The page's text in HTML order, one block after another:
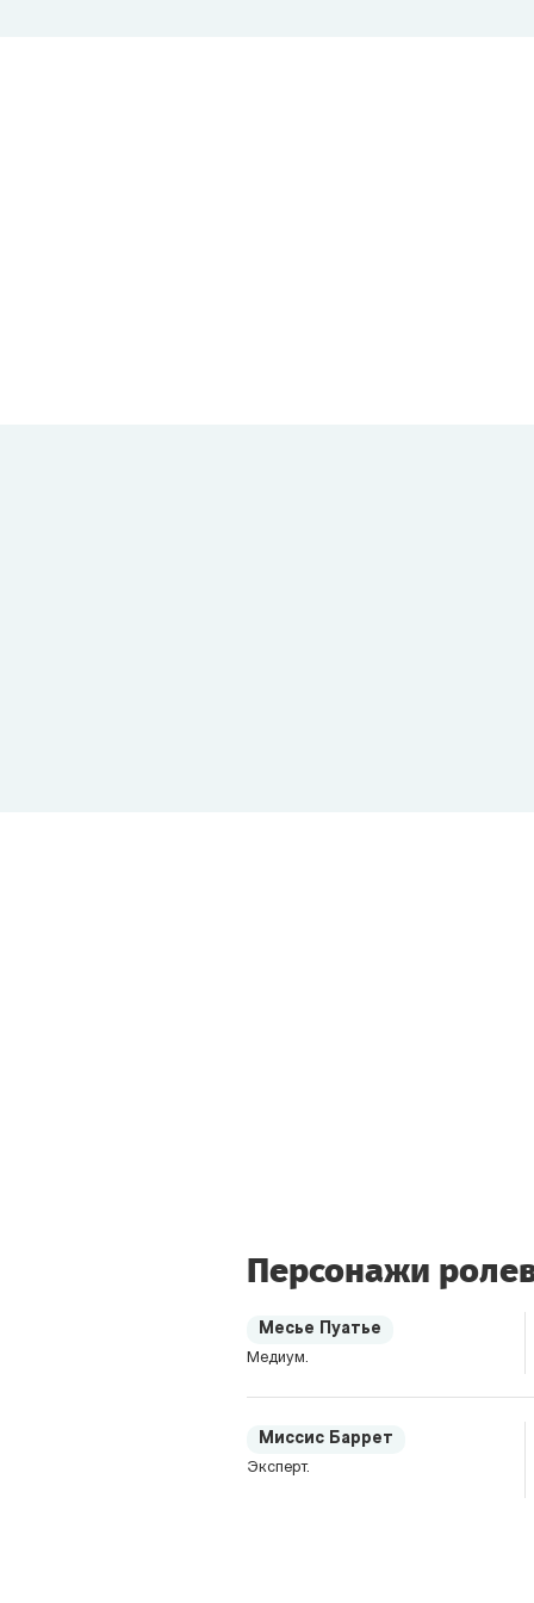
Персонажи
Месье Пуатье
Медиум.
Миссис Баррет
Эксперт.